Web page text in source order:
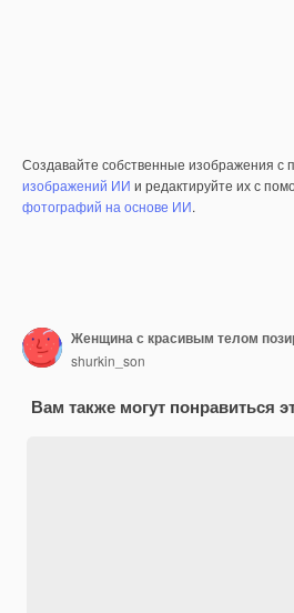
Создавайте собственные изображения с
изображений ИИ и редактируйте их с
фотографий на основе ИИ.
Женщина с красивым телом
shurkin_son
Вам также могут понравиться